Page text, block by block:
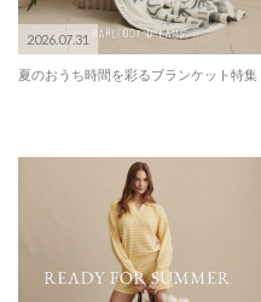
2026.07.31
夏のおうち時間を彩るブランケット特集